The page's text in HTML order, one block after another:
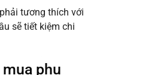
tương thích với
sẽ tiết kiệm chi
phụ